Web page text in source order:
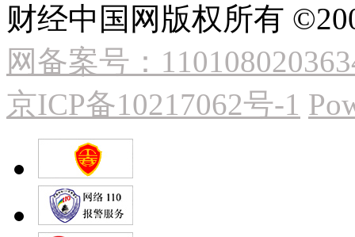
财经中国网版权所有
网备案号：
京ICP备10217062号-1